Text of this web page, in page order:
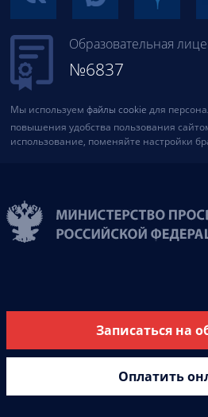
Образовательная
№6837
Мы используем файлы cookie для
повышения удобства пользования
использование, поменяйте настройки
Записаться на
Оплатить